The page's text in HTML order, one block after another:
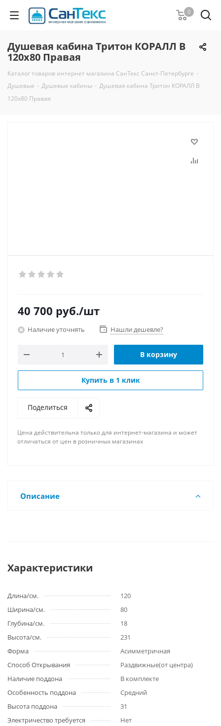
0
Душевая кабина Тритон КОРАЛЛ В
120x80 Правая
Каталог товаров интернет магазина СанТекс Санкт-Петербурге -
Душевые - Душевые кабины - Душевая кабина Тритон КОРАЛЛ В
120x80 Правая
40 700 руб./шт
Наличие уточнять Нашли дешевле?
В корзину
Купить в 1 клик
Поделиться
Цена действительна только для интернет-магазина и может
отличаться от цен в розничных магазинах
Описание
Характеристики
Длина/см.
120
Ширина/см.
80
Глубина/см.
18
Высота/см.
231
Форма
Асимметричная
Способ Открывания
Раздвижные(от центра)
Наличие поддона
В комплекте
Особенность поддона
Средний
Высота поддона
31
Электричество требуется
Нет